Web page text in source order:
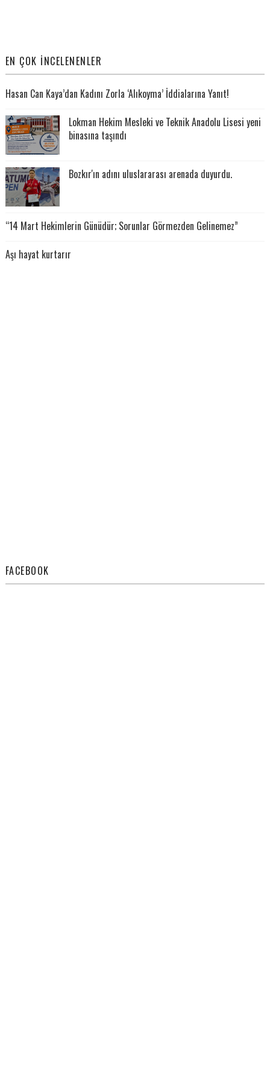
EN ÇOK İNCELENENLER
Hasan Can Kaya’dan Kadını Zorla ‘Alıkoyma’ İddialarına Yanıt!
Lokman Hekim Mesleki ve Teknik Anadolu Lisesi yeni
binasına taşındı
Bozkır'ın adını uluslararası arenada duyurdu.
“14 Mart Hekimlerin Günüdür; Sorunlar Görmezden Gelinemez”
Aşı hayat kurtarır
FACEBOOK